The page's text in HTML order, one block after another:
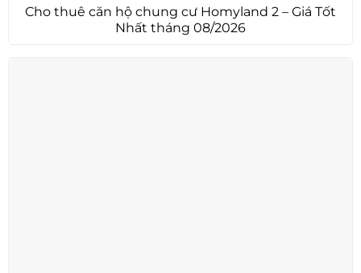
Cho thuê căn hộ chung cư Homyland 2 – Giá Tốt
Nhất tháng 08/2026